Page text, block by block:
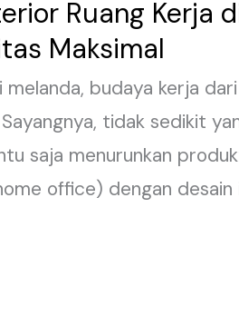
Ruang Kerja
Maksimal
melanda, budaya kerja
tidak sedikit
saja menurunkan
office) dengan